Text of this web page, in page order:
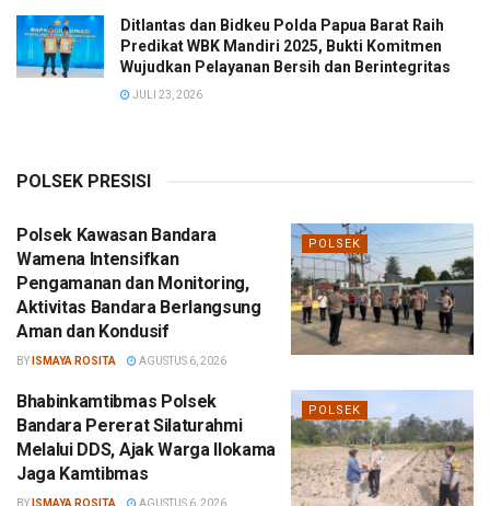
Ditlantas dan Bidkeu Polda Papua Barat Raih
Predikat WBK Mandiri 2025, Bukti Komitmen
Wujudkan Pelayanan Bersih dan Berintegritas
JULI 23, 2026
POLSEK PRESISI
POLSEK
Polsek Kawasan Bandara
Wamena Intensifkan
Pengamanan dan Monitoring,
Aktivitas Bandara Berlangsung
Aman dan Kondusif
BY ISMAYA ROSITA AGUSTUS 6, 2026
POLSEK
Bhabinkamtibmas Polsek
Bandara Pererat Silaturahmi
Melalui DDS, Ajak Warga Ilokama
Jaga Kamtibmas
BY ISMAYA ROSITA AGUSTUS 6, 2026